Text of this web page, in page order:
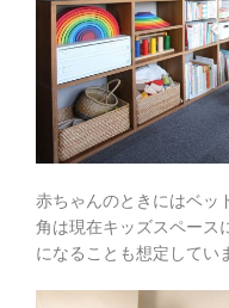
赤ちゃんのときにはベッ
角は現在キッズスペース
になることも想定してい